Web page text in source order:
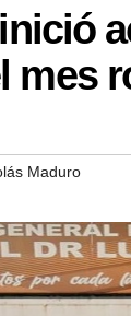
mes
Maduro